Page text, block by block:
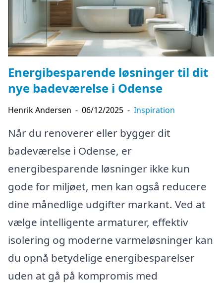
Energibesparende løsninger til dit
nye badeværelse i Odense
Henrik Andersen - 06/12/2025 - Inspiration
Når du renoverer eller bygger dit
badeværelse i Odense, er
energibesparende løsninger ikke kun
gode for miljøet, men kan også reducere
dine månedlige udgifter markant. Ved at
vælge intelligente armaturer, effektiv
isolering og moderne varmeløsninger kan
du opnå betydelige energibesparelser
uden at gå på kompromis med